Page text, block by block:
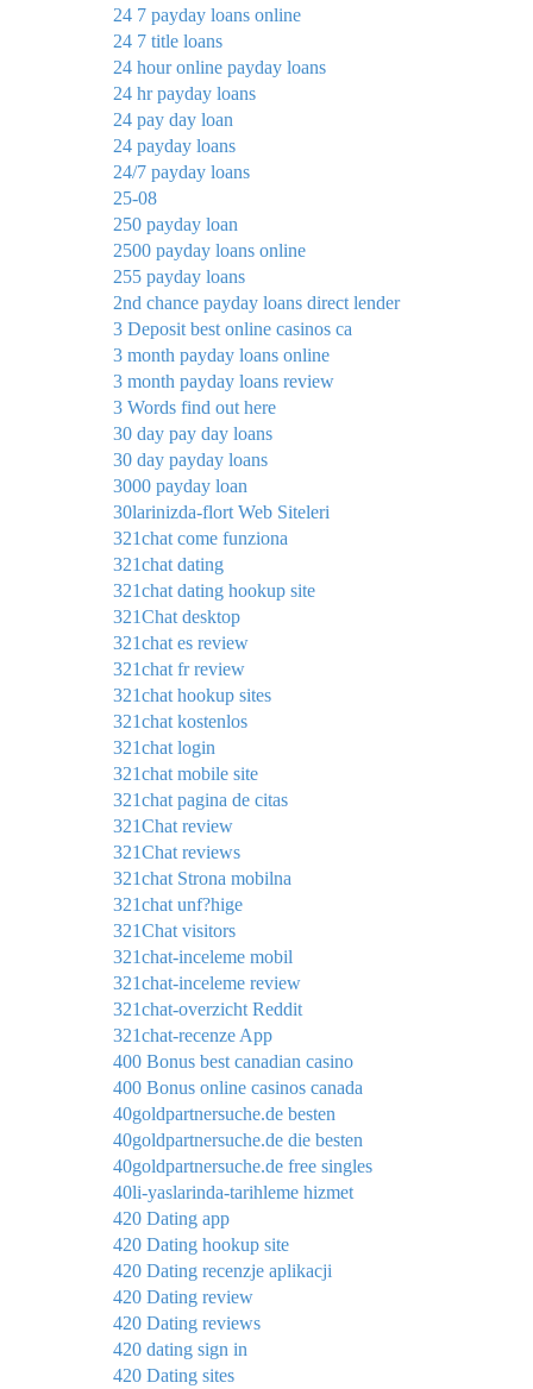
24 7 payday loans online
24 7 title loans
24 hour online payday loans
24 hr payday loans
24 pay day loan
24 payday loans
24/7 payday loans
25-08
250 payday loan
2500 payday loans online
255 payday loans
2nd chance payday loans direct lender
3 Deposit best online casinos ca
3 month payday loans online
3 month payday loans review
3 Words find out here
30 day pay day loans
30 day payday loans
3000 payday loan
30larinizda-flort Web Siteleri
321chat come funziona
321chat dating
321chat dating hookup site
321Chat desktop
321chat es review
321chat fr review
321chat hookup sites
321chat kostenlos
321chat login
321chat mobile site
321chat pagina de citas
321Chat review
321Chat reviews
321chat Strona mobilna
321chat unf?hige
321Chat visitors
321chat-inceleme mobil
321chat-inceleme review
321chat-overzicht Reddit
321chat-recenze App
400 Bonus best canadian casino
400 Bonus online casinos canada
40goldpartnersuche.de besten
40goldpartnersuche.de die besten
40goldpartnersuche.de free singles
40li-yaslarinda-tarihleme hizmet
420 Dating app
420 Dating hookup site
420 Dating recenzje aplikacji
420 Dating review
420 Dating reviews
420 dating sign in
420 Dating sites